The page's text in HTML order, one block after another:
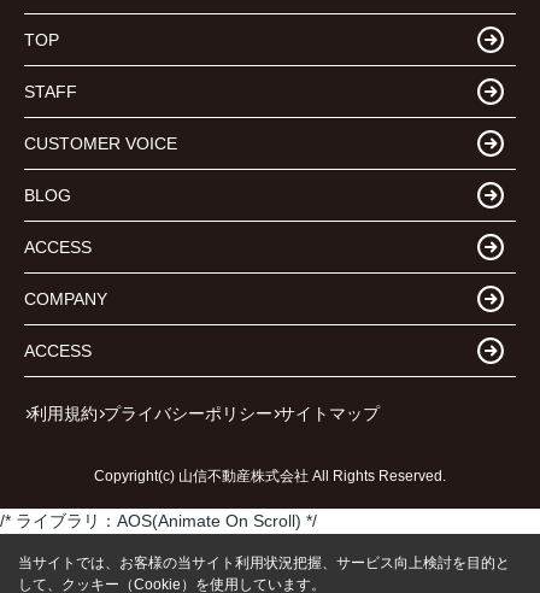
TOP
STAFF
CUSTOMER VOICE
BLOG
ACCESS
COMPANY
ACCESS
利用規約 プライバシーポリシー サイトマップ
Copyright(c) 山信不動産株式会社 All Rights Reserved.
/* ライブラリ：AOS(Animate On Scroll) */
当サイトでは、お客様の当サイト利用状況把握、サービス向上検討を目的と
して、クッキー（Cookie）を使用しています。